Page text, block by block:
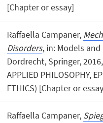
[Chapter or essay]
Raffaella Campaner,
Disorders, in: Models
Dordrecht, Springer,
APPLIED PHILOSOPHY,
ETHICS) [Chapter or
Raffaella Campaner,